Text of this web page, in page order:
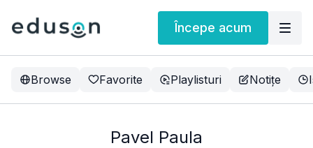
Începe acum
Browse Favorite Playlisturi Notițe
Pavel Paula